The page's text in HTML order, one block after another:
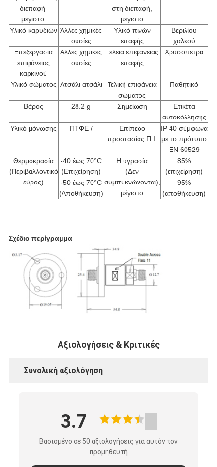
διεπαφή,
μέγιστο.
στη διεπαφή,
μέγιστο
Υλικό καρυδιών Άλλες χημικές
ουσίες
Υλικό πινών
επαφής
Βεριλίου
χαλκού
Επεξεργασία
επιφάνειας
καρκινού
Άλλες χημικές
ουσίες
Τελεία επιφάνειας
επαφής
Χρυσόπετρα
Υλικό σώματος Ατσάλι ατσάλι
Τελική επιφάνεια
σώματος
Παθητικό
Βάρος 28.2 g Σημείωση
Ετικέτα
αυτοκόλλησης
Υλικό μόνωσης
ΠΤΦΕ /
Επίπεδο
προστασίας Π.Ι.
IP 40 σύμφωνα
με το πρότυπο
EN 60529
Θερμοκρασία
(Περιβαλλοντικό
εύρος)
-40 έως 70°C
(Επιχείρηση)
Η υγρασία
(Δεν
συμπυκνώνονται),
μέγιστο
85%
(επιχείρηση)
-50 έως 70°C
(Αποθήκευση)
95%
(αποθήκευση)
Σχέδιο περίγραμμα
Αξιολογήσεις & Κριτικές
Συνολική αξιολόγηση
3.7
Βασισμένο σε 50 αξιολογήσεις για αυτόν τον
προμηθευτή